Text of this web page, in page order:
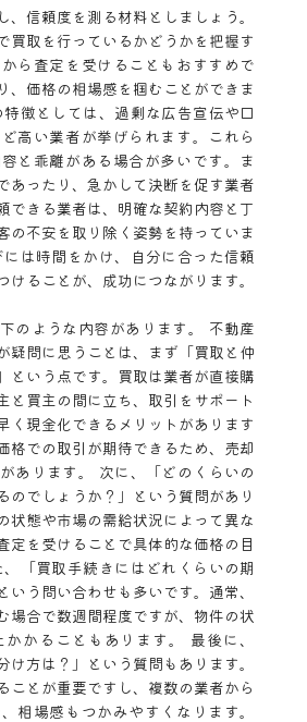
信頼度を測る材料としましょう。
買取を行っているかどうかを把握す
ら査定を受けることもおすすめで
、価格の相場感を掴むことができま
徴としては、過剰な広告宣伝や口
高い業者が挙げられます。これら
と乖離がある場合が多いです。ま
あったり、急かして決断を促す業者
できる業者は、明確な契約内容と丁
の不安を取り除く姿勢を持っていま
は時間をかけ、自分に合った信頼
けることが、成功につながります。
のような内容があります。 不動産
疑問に思うことは、まず「買取と仲
という点です。買取は業者が直接購
と買主の間に立ち、取引をサポート
く現金化できるメリットがあります
格での取引が期待できるため、売却
あります。 次に、「どのくらいの
のでしょうか？」という質問があり
状態や市場の需給状況によって異な
定を受けることで具体的な価格の目
「買取手続きにはどれくらいの期
いう問い合わせも多いです。通常、
場合で数週間程度ですが、物件の状
かることもあります。 最後に、
け方は？」という質問もあります。
ことが重要ですし、複数の業者から
相場感もつかみやすくなります。